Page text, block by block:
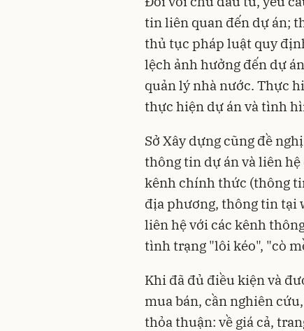
tin liên quan đến dự án;
thủ tục pháp luật quy
lệch ảnh hưởng đến dự
quản lý nhà nước. Thực
thực hiện dự án và tình
Sở Xây dựng cũng đề
thông tin dự án và liên
kênh chính thức (thông
địa phương, thông tin tại
liên hệ với các kênh
tình trạng "lôi kéo", "cò
Khi đã đủ điều kiện và
mua bán, cần nghiên
thỏa thuận: về giá cả,